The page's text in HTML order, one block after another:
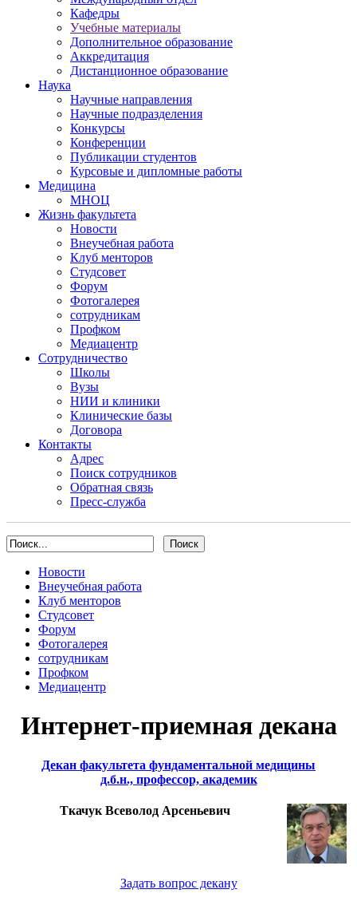
Кафедры
Учебные материалы
Дополнительное образование
Аккредитация
Дистанционное образование
Наука
Научные направления
Научные подразделения
Конкурсы
Конференции
Публикации студентов
Курсовые и дипломные работы
Медицина
МНОЦ
Жизнь факультета
Новости
Внеучебная работа
Клуб менторов
Студсовет
Форум
Фотогалерея
сотрудникам
Профком
Медиацентр
Сотрудничество
Школы
Вузы
НИИ и клиники
Клинические базы
Договора
Контакты
Адрес
Поиск сотрудников
Обратная связь
Пресс-служба
Новости
Внеучебная работа
Клуб менторов
Студсовет
Форум
Фотогалерея
сотрудникам
Профком
Медиацентр
Интернет-приемная декана
Декан факультета фундаментальной медицины
д.б.н., профессор, академик
Ткачук Всеволод Арсеньевич
Задать вопрос декану